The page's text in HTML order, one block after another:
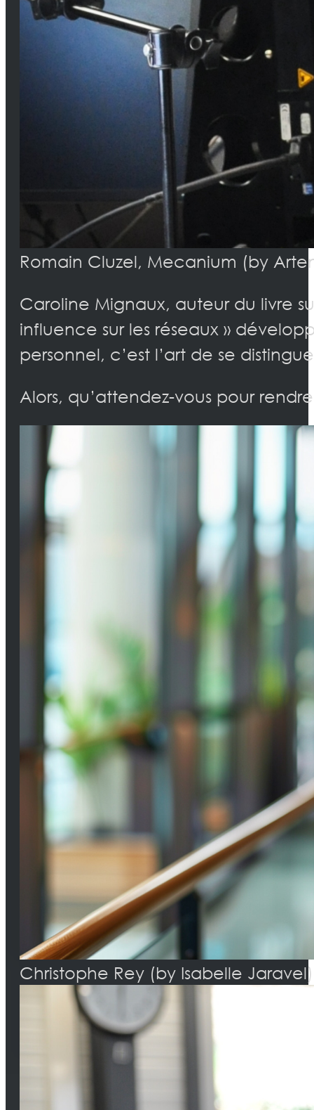
Romain Cluzel, Mecanium (by
Caroline Mignaux, auteur du livre
influence sur les réseaux »
personnel, c’est l’art de se
Alors, qu’attendez-vous pour
Christophe Rey (by Isabelle Jaravel)